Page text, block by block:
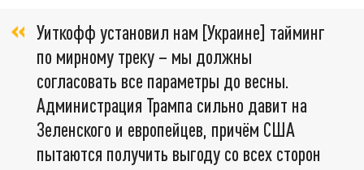
Уиткофф установил нам [Украине] тайминг
по мирному треку – мы должны
согласовать все параметры до весны.
Администрация Трампа сильно давит на
Зеленского и европейцев, причём США
пытаются получить выгоду со всех сторон